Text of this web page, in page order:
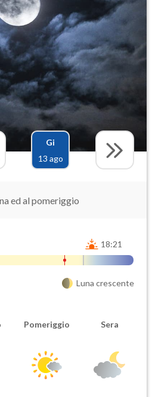
Gi
13 ago
ed al pomeriggio
18:21
Luna crescente
Pomeriggio Sera